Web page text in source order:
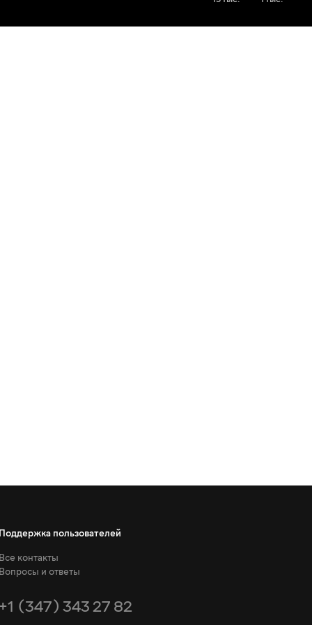
Поддержка пользователей
Все контакты
Вопросы и ответы
+1 (347) 343 27 82